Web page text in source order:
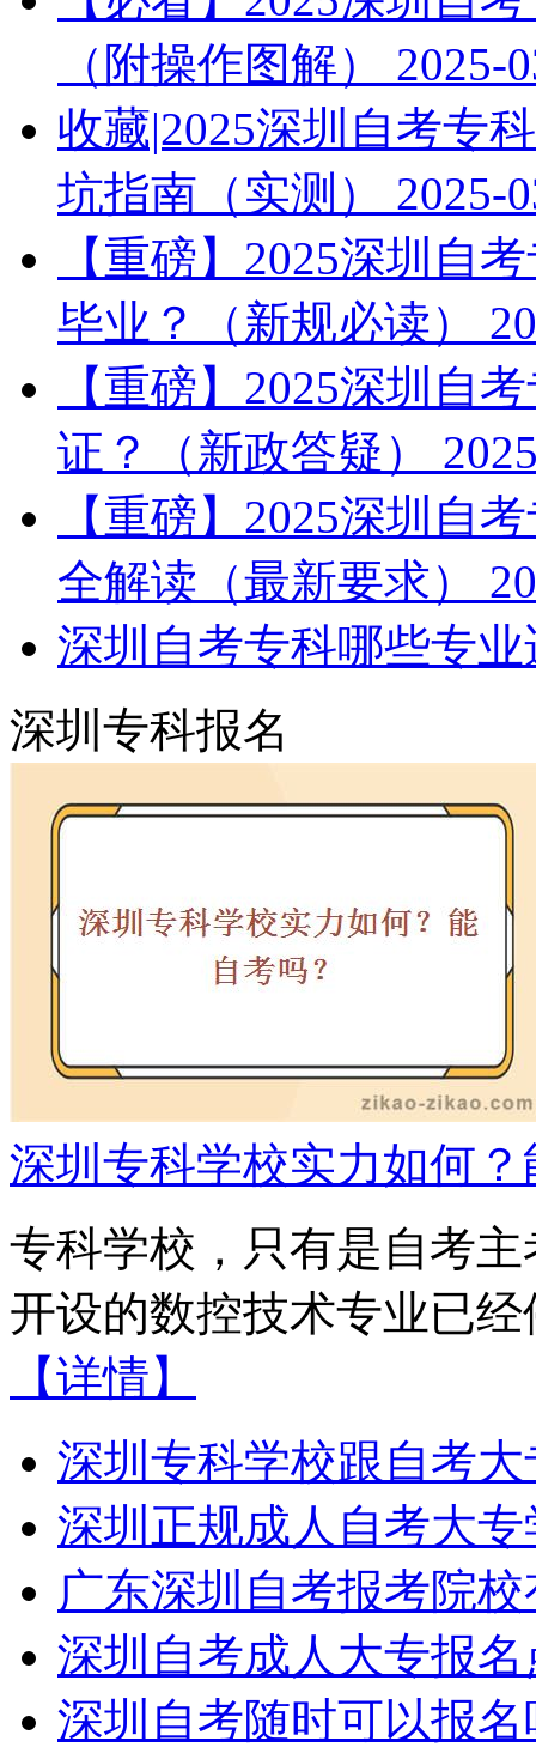
（附操作图解）
2025-
收藏|2025深圳自考专
坑指南（实测）
2025-
【重磅】2025深圳自
毕业？（新规必读）
【重磅】2025深圳自
证？（新政答疑）
【重磅】2025深圳自
全解读（最新要求）
深圳自考专科哪些专
深圳专科报名
深圳专科学校实力如何
专科学校，只有是自考
开设的数控技术专业已
【详情】
深圳专科学校跟自考
深圳正规成人自考大
广东深圳自考报考院
深圳自考成人大专报
深圳自考随时可以报名